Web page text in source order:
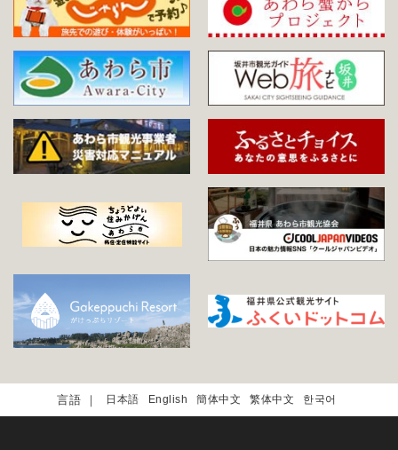
日本語 English 簡体中文 繁体中文 한국어